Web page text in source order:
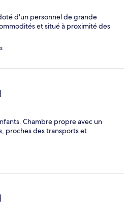
d'un personnel de grande
et situé à proximité des
Chambre propre avec un
proches des transports et